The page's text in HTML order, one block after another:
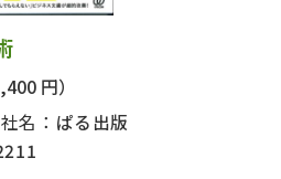
円）
名： ぱる出版